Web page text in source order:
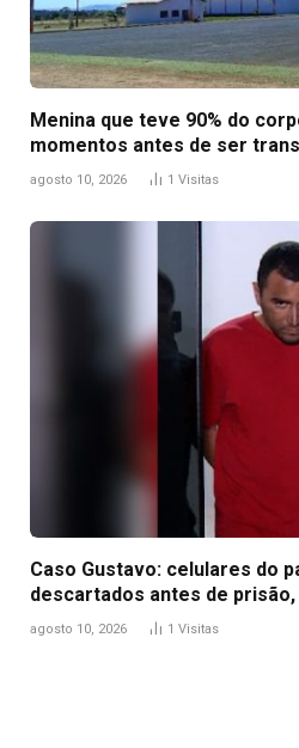
Menina que teve 90% do
momentos antes de ser
agosto 10, 2026 1 Visitas
Caso Gustavo: celulares do
descartados antes de
agosto 10, 2026 1 Visitas